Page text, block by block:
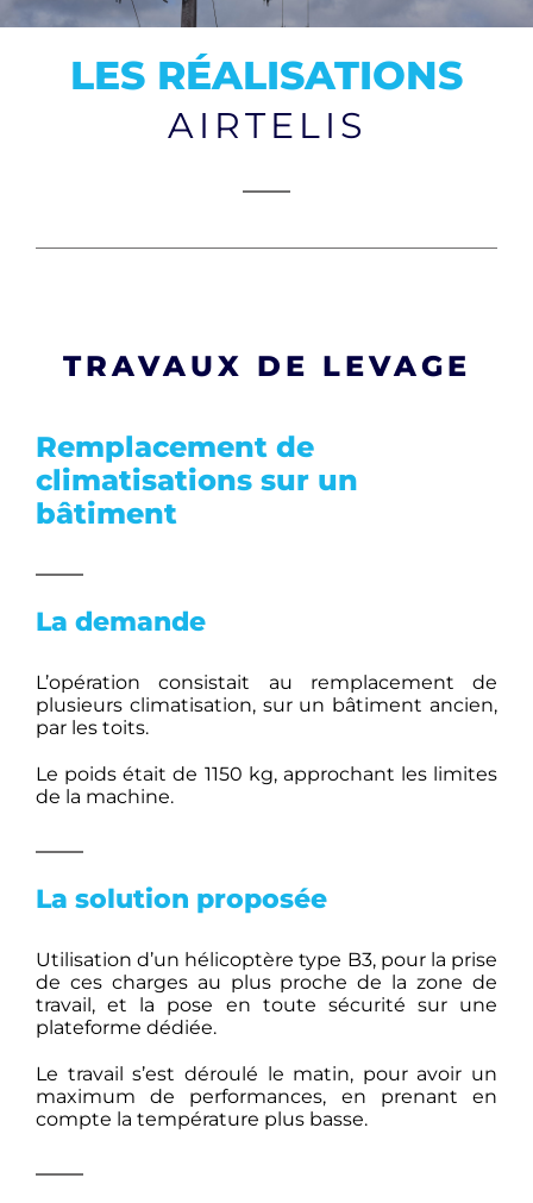
CONTACT
LES RÉALISATIONS
AIRTELIS
TRAVAUX DE LEVAGE
Remplacement de
climatisations sur un
bâtiment
La demande
L’opération consistait au remplacement de
plusieurs climatisation, sur un bâtiment ancien,
par les toits.
Le poids était de 1150 kg, approchant les limites
de la machine.
La solution proposée
Utilisation d’un hélicoptère type B3, pour la prise
de ces charges au plus proche de la zone de
travail, et la pose en toute sécurité sur une
plateforme dédiée.
Le travail s’est déroulé le matin, pour avoir un
maximum de performances, en prenant en
compte la température plus basse.